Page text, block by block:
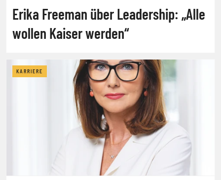
Erika Freeman über Leadership: „Alle
wollen Kaiser werden“
KARRIERE